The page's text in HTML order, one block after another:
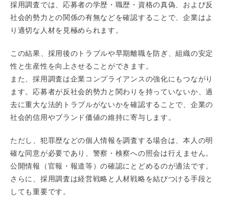
採用調査では、応募者の学歴・職歴・資格の真偽、および反
社会的勢力との関係の有無などを確認することで、企業はよ
り適切な人材を見極められます。
この結果、採用後のトラブルや早期離職を防ぎ、組織の安定
性と生産性を向上させることができます。
また、採用調査は企業コンプライアンスの強化にもつながり
ます。応募者が反社会的勢力と関わりを持っていないか、過
去に重大な法的トラブルがないかを確認することで、企業の
社会的信用やブランド価値の維持に寄与します。
ただし、犯罪歴などの個人情報を調査する場合は、本人の明
確な同意が必要であり、警察・検察への照会は行えません。
公開情報（官報・報道等）の確認にとどめるのが適法です。
さらに、採用調査は経営戦略と人材戦略を結びつける手段と
しても重要です。